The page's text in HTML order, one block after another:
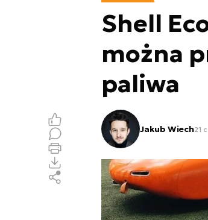
Shell
można
paliwa
Jakub Wiech21